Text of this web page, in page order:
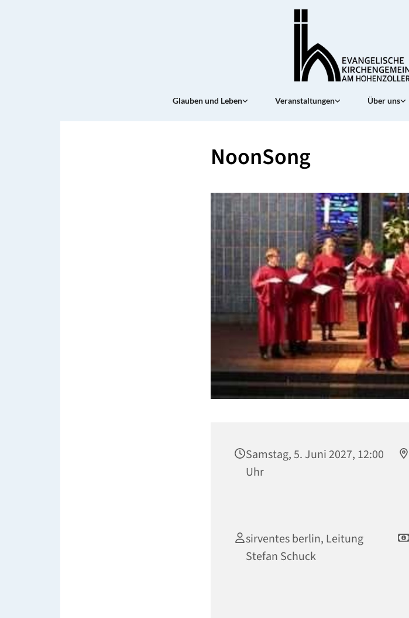
Glauben und Leben Veranstaltungen Über uns
NoonSong
Samstag, 5. Juni 2027, 12:00
Uhr
sirventes berlin, Leitung
Stefan Schuck